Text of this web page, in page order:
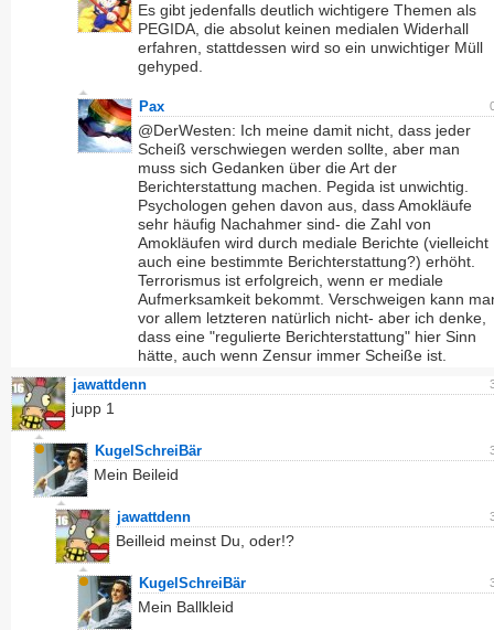
Es gibt jedenfalls deutlich wichtigere Themen als
PEGIDA, die absolut keinen medialen Widerhall
erfahren, stattdessen wird so ein unwichtiger Müll
gehyped.
Pax
@DerWesten: Ich meine damit nicht, dass jeder
Scheiß verschwiegen werden sollte, aber man
muss sich Gedanken über die Art der
Berichterstattung machen. Pegida ist unwichtig.
Psychologen gehen davon aus, dass Amokläufe
sehr häufig Nachahmer sind- die Zahl von
Amokläufen wird durch mediale Berichte (vielleicht
auch eine bestimmte Berichterstattung?) erhöht.
Terrorismus ist erfolgreich, wenn er mediale
Aufmerksamkeit bekommt. Verschweigen kann
vor allem letzteren natürlich nicht- aber ich denke,
dass eine "regulierte Berichterstattung" hier Sinn
hätte, auch wenn Zensur immer Scheiße ist.
jawattdenn
jupp 1
KugelSchreiBär
Mein Beileid
jawattdenn
Beilleid meinst Du, oder!?
KugelSchreiBär
Mein Ballkleid